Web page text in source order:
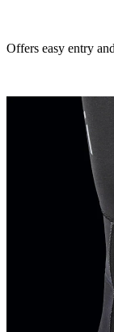
Offers easy entry